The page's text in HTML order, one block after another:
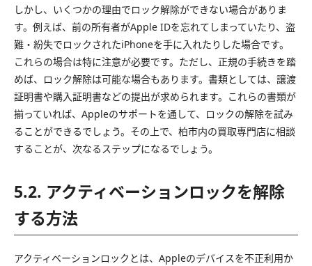
しかし、いくつかの理由でロック解除ができない場合がありま
す。例えば、前の所有者がApple IDを忘れてしまっていたり、盗
難・紛失でロックされたiPhoneを手に入れたりした場合です。
これらの場合は特に注意が必要です。ただし、正規の手続きを踏
めば、ロック解除は可能な場合もあります。書類としては、譲渡
証明書や購入証明書などの提出が求められます。これらの書類が
揃っていれば、Appleのサポートを通して、ロックの解除を試み
ることができるでしょう。その上で、柏市内の買取専門店に相談
することが、次なるステップになるでしょう。
5.2. アクティベーションロックを解除
する方法
アクティベーションロックとは、Appleのデバイスを不正利用か